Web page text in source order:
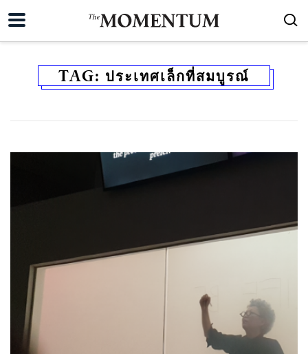
TAG: ประเทศเล็กที่สมบูรณ์